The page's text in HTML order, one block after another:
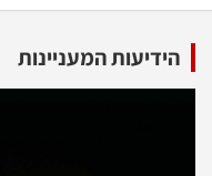
הידיעות המעניינות